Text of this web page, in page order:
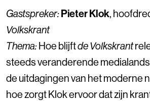
Gastspreker:Pieter Klok,
Volkskrant
Thema:Hoe blijftde Volkskrant
steeds veranderende
de uitdagingen van het moderne
hoe zorgt Klok ervoor dat zijn